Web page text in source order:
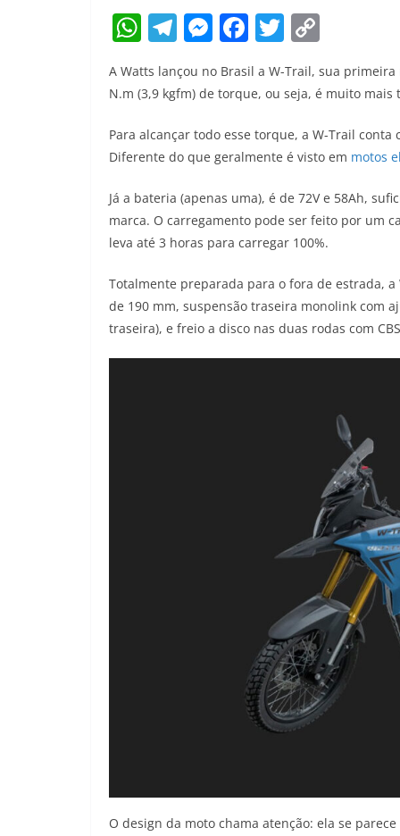
W
at
A
p
p
T
e
gr
a
m
M
ss
n
g
er
F
a
c
b
o
o
k
T
w
itt
er
p
Li
n
k
A Watts lançou no Brasil a W-Trail, sua
N.m (3,9 kgfm) de torque, ou seja, é muito
Para alcançar todo esse torque, a W-Trail
Diferente do que geralmente é visto em motos
Já a bateria (apenas uma), é de 72V e 58Ah,
marca. O carregamento pode ser feito por um
leva até 3 horas para carregar 100%.
Totalmente preparada para o fora de estrada,
de 190 mm, suspensão traseira monolink com
traseira), e freio a disco nas duas rodas com
O design da moto chama atenção: ela se